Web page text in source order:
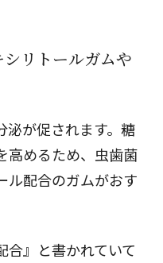
リトールガムや
泌が促されます。糖
高めるため、虫歯菌
ル配合のガムがおす
合』と書かれていて